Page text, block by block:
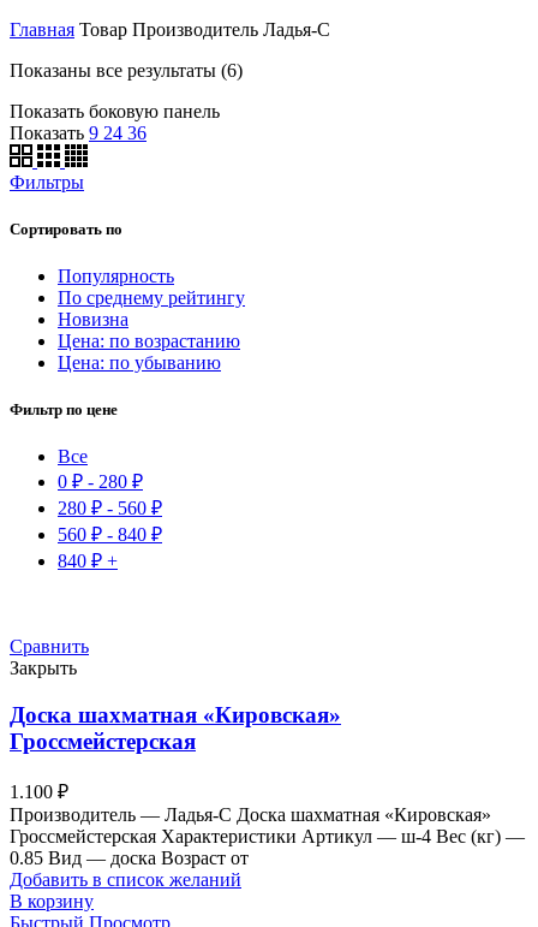
Главная Товар Производитель Ладья-С
Показаны все результаты (6)
Показать боковую панель
Показать 9 24 36
Фильтры
Сортировать по
Популярность
По среднему рейтингу
Новизна
Цена: по возрастанию
Цена: по убыванию
Фильтр по цене
Все
0 ₽ - 280 ₽
280 ₽ - 560 ₽
560 ₽ - 840 ₽
840 ₽ +
Сравнить
Закрыть
Доска шахматная «Кировская»
Гроссмейстерская
1.100 ₽
Производитель — Ладья-С Доска шахматная «Кировская»
Гроссмейстерская Характеристики Артикул — ш-4 Вес (кг) —
0.85 Вид — доска Возраст от
Добавить в список желаний
В корзину
Быстрый Просмотр